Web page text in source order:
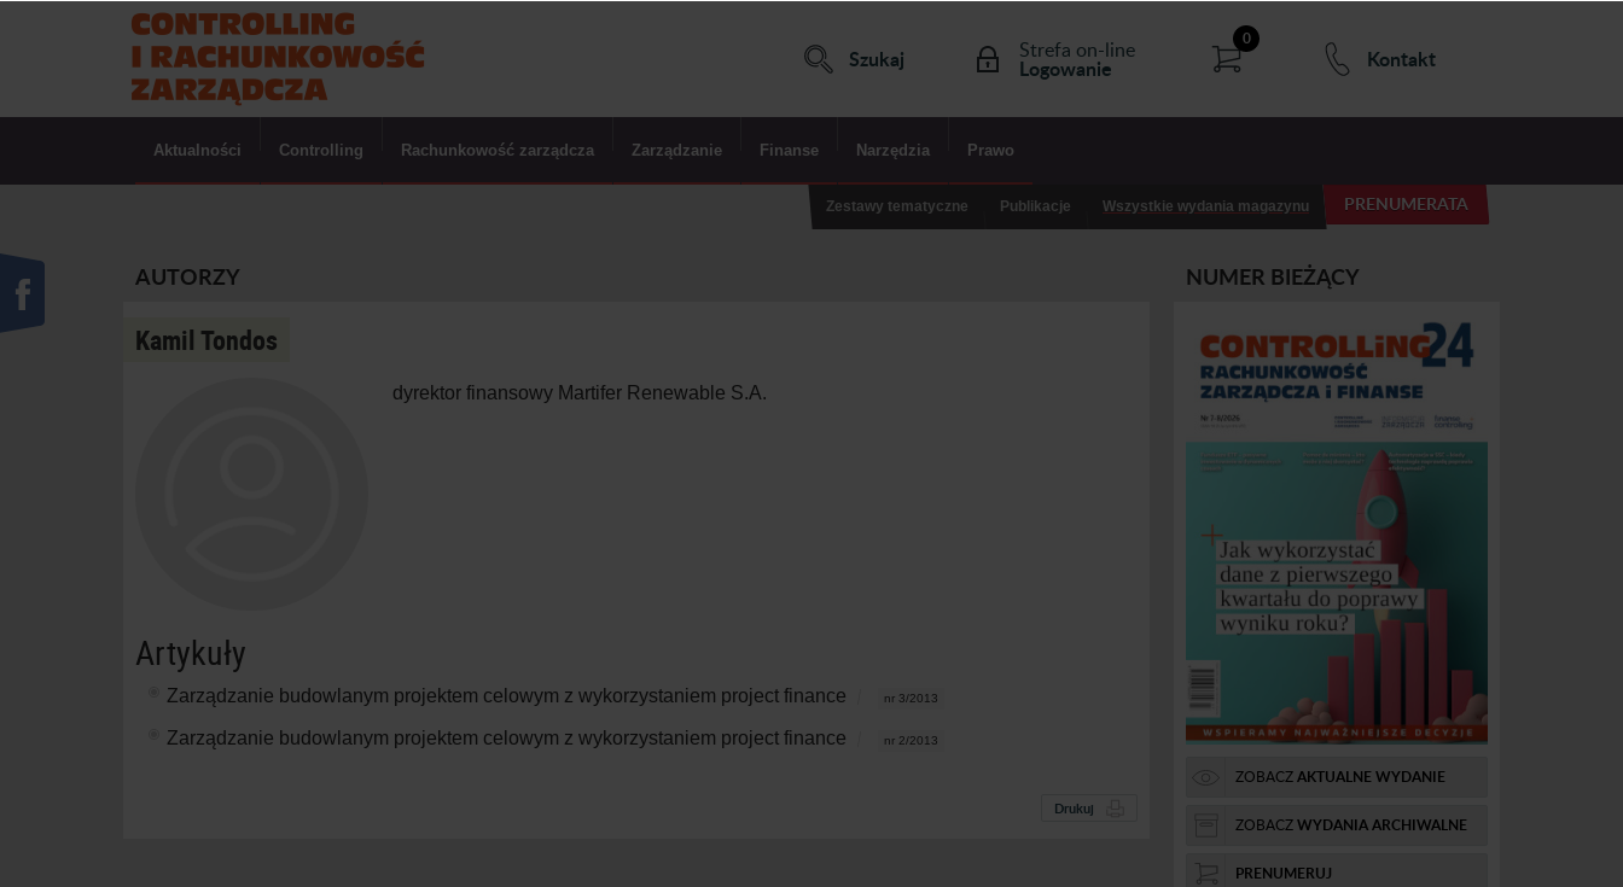
Szukaj Strefa on-line
Logowanie
0
Kontakt
Aktualności Controlling Rachunkowość zarządcza Zarządzanie Finanse Narzędzia Prawo
PRENUMERATA
Zestawy tematyczne Publikacje Wszystkie wydania magazynu
AUTORZY
Kamil Tondos
dyrektor finansowy Martifer Renewable S.A.
Artykuły
Zarządzanie budowlanym projektem celowym z wykorzystaniem project finance nr 3/2013
Zarządzanie budowlanym projektem celowym z wykorzystaniem project finance nr 2/2013
Drukuj
NUMER BIEŻĄCY
ZOBACZAKTUALNE WYDANIE
ZOBACZWYDANIA ARCHIWALNE
PRENUMERUJ